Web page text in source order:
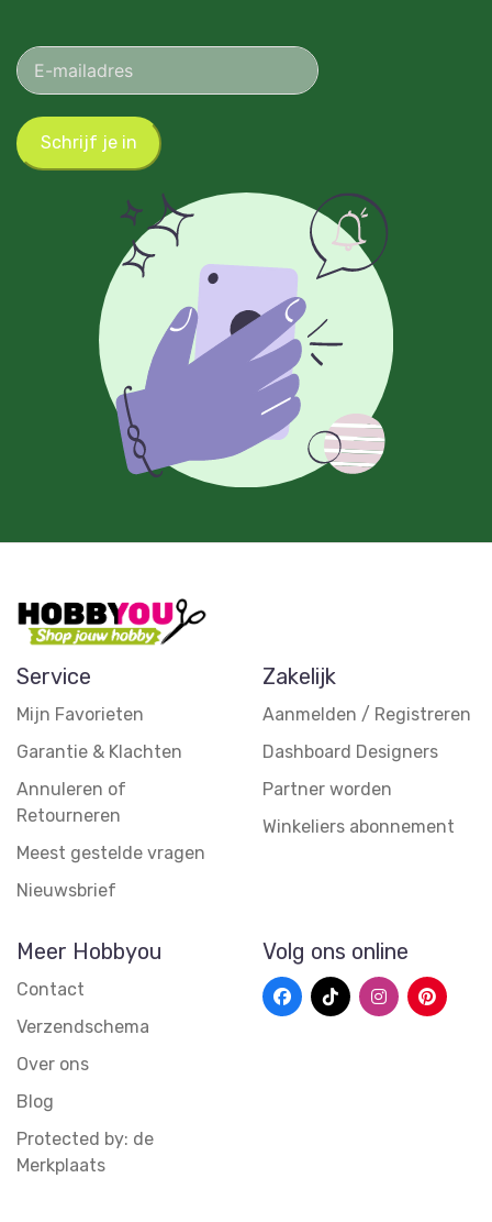
Schrijf je in
Service
Mijn Favorieten
Garantie & Klachten
Annuleren of
Retourneren
Meest gestelde vragen
Nieuwsbrief
Zakelijk
Aanmelden / Registreren
Dashboard Designers
Partner worden
Winkeliers abonnement
Meer Hobbyou
Contact
Verzendschema
Over ons
Blog
Protected by: de
Merkplaats
Volg ons online